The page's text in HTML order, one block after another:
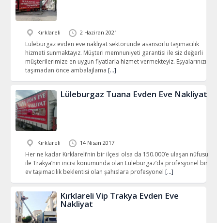
Kırklareli 2 Haziran 2021
Lüleburgaz evden eve nakliyat sektöründe asansörlü taşımacılık
hizmeti sunmaktayız. Müşteri memnuniyeti garantisi ile siz değerli
müşterilerimize en uygun fiyatlarla hizmet vermekteyiz. Eşyalarınızı
taşımadan önce ambalajlama […]
Lüleburgaz Tuana Evden Eve Nakliyat
Kırklareli 14 Nisan 2017
Her ne kadar Kırklareli’nin bir ilçesi olsa da 150.000’e ulaşan nüfusu
ile Trakya’nın incisi konumunda olan Lüleburgaz’da profesyonel bir
ev taşımacılık beklentisi olan şahıslara profesyonel […]
Kırklareli Vip Trakya Evden Eve
Nakliyat